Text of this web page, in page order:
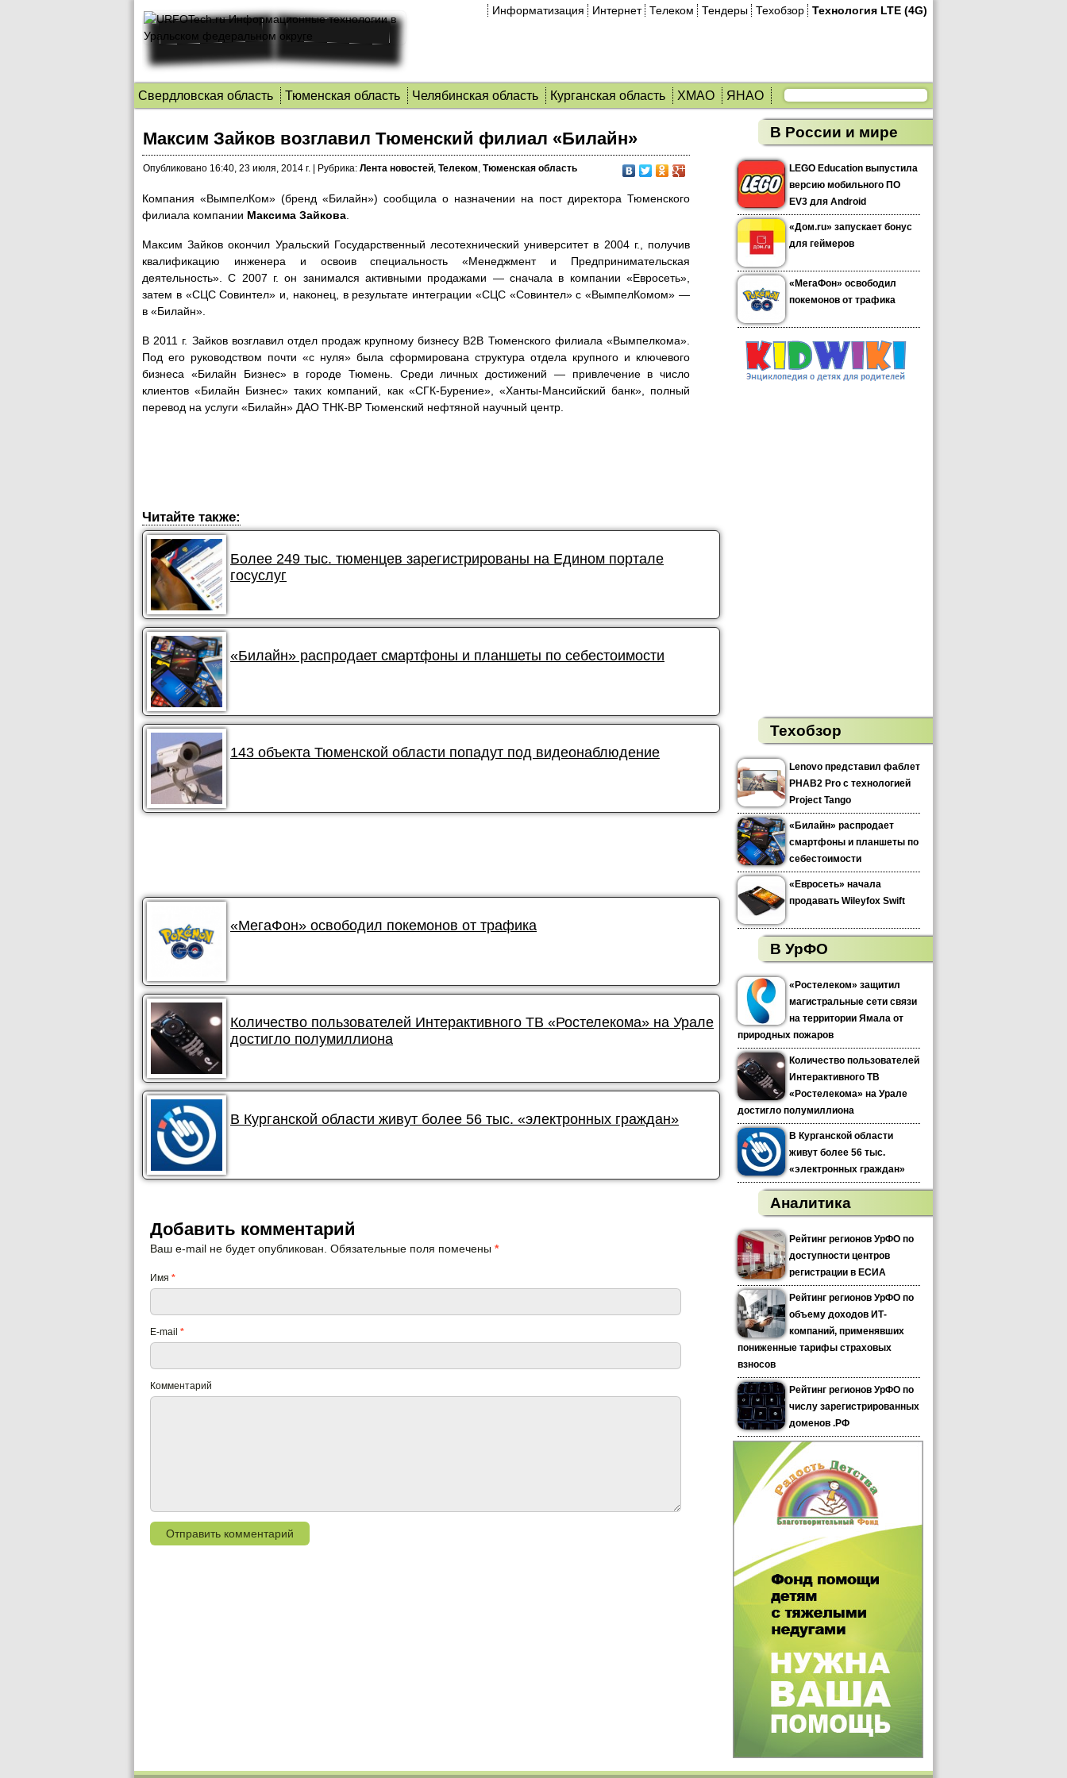
Информатизация Интернет Телеком Тендеры Техобзор Технология LTE (4G)
Свердловская область Тюменская область Челябинская область Курганская область ХМАО ЯНАО
Максим Зайков возглавил Тюменский филиал «Билайн»
Опубликовано 16:40, 23 июля, 2014 г. Рубрика: Лента новостей, Телеком, Тюменская область
Компания «ВымпелКом» (бренд «Билайн») сообщила о назначении на пост директора Тюменского
филиала компании Макcима Зайкова
Максим Зайков окончил Уральский Государственный лесотехнический университет в 2004 г., получив
квалификацию инженера и освоив специальность «Менеджмент и Предпринимательская
деятельность». С 2007 г. он занимался активными продажами — сначала в компании «Евросеть»,
затем в «СЦС Совинтел» и, наконец, в результате интеграции «СЦС «Совинтел» с «ВымпелКомом» —
в «Билайн».
В 2011 г. Зайков возглавил отдел продаж крупному бизнесу В2В Тюменского филиала «Вымпелкома».
Под его руководством почти «с нуля» была сформирована структура отдела крупного и ключевого
бизнеса «Билайн Бизнес» в городе Тюмень. Среди личных достижений — привлечение в число
клиентов «Билайн Бизнес» таких компаний, как «СГК-Бурение», «Ханты-Мансийский банк», полный
перевод на услуги «Билайн» ДАО ТНК-BP Тюменский нефтяной научный центр.
Читайте также:
Более 249 тыс. тюменцев зарегистрированы на Едином портале
госуслуг
«Билайн» распродает смартфоны и планшеты по себестоимости
143 объекта Тюменской области попадут под видеонаблюдение
«МегаФон» освободил покемонов от трафика
Количество пользователей Интерактивного ТВ «Ростелекома» на Урале
достигло полумиллиона
В Курганской области живут более 56 тыс. «электронных граждан»
Добавить комментарий
Ваш e-mail не будет опубликован. Обязательные поля помечены *
Имя *
E-mail *
Комментарий
В России и мире
LEGO Education выпустила
версию мобильного ПО
EV3 для Android
«Дом.ru» запускает бонус
для геймеров
«МегаФон» освободил
покемонов от трафика
Техобзор
Lenovo представил фаблет
PHAB2 Pro с технологией
Project Tango
«Билайн» распродает
смартфоны и планшеты по
себестоимости
«Евросеть» начала
продавать Wileyfox Swift
В УрФО
«Ростелеком» защитил
магистральные сети связи
на территории Ямала от
природных пожаров
Количество пользователей
Интерактивного ТВ
«Ростелекома» на Урале
достигло полумиллиона
В Курганской области
живут более 56 тыс.
«электронных граждан»
Аналитика
Рейтинг регионов УрФО по
доступности центров
регистрации в ЕСИА
Рейтинг регионов УрФО по
объему доходов ИТ-
компаний, применявших
пониженные тарифы страховых
взносов
Рейтинг регионов УрФО по
числу зарегистрированных
доменов .РФ